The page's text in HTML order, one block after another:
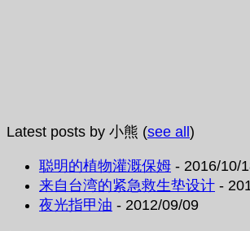
Latest posts by 小熊 (see all)
聪明的植物灌溉保姆 - 2016/10/
来自台湾的紧急救生垫设计 -
夜光指甲油 - 2012/09/09